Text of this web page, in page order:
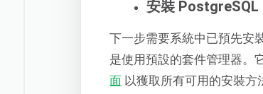
安裝 PostgreSQL
下一步需要系統中已預先安
是使用預設的套件管理器。
面 以獲取所有可用的安裝方